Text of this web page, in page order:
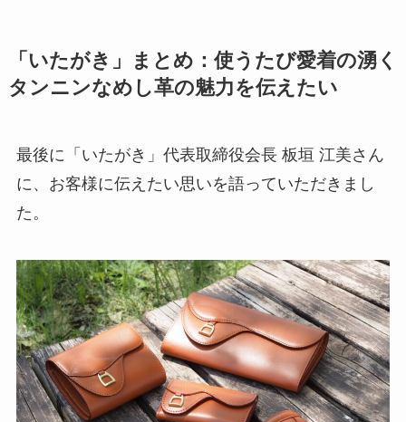
「いたがき」まとめ：使うたび愛着の湧く
タンニンなめし革の魅力を伝えたい
最後に「いたがき」代表取締役会長 板垣 江美さん
に、お客様に伝えたい思いを語っていただきまし
た。